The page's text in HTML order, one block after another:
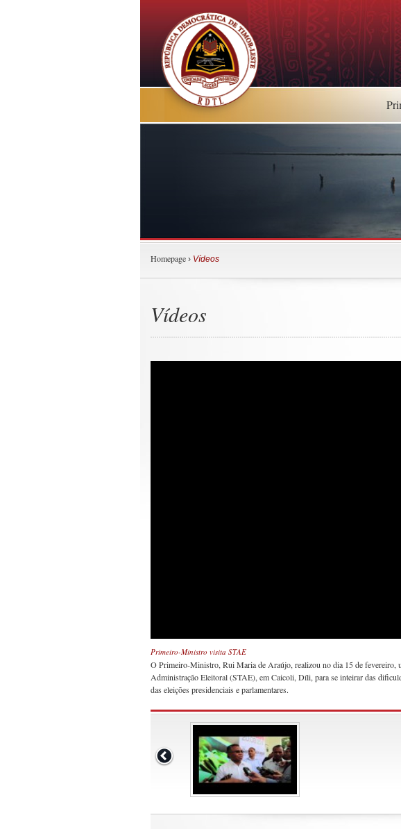
Homepage › Vídeos
Vídeos
Primeiro-Ministro visita STAE
O Primeiro-Ministro, Rui Maria de Araújo, realizou no dia 15 de fevereiro,
Administração Eleitoral (STAE), em Caicoli, Díli, para se inteirar das
das eleições presidenciais e parlamentares.